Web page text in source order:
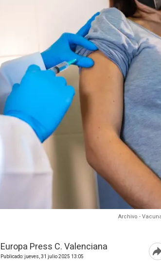
Archivo -
Europa Press C. Valenciana
Publicado: jueves, 31 julio 2025 13:05